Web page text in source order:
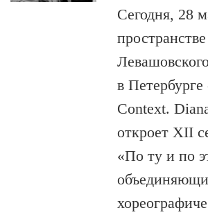
Сегодня, 28
пространстве
в
Context.
откроет XII
«По ту и по